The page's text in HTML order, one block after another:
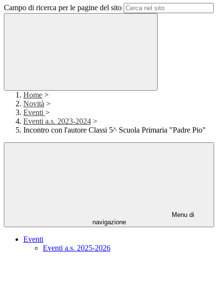
Campo di ricerca per le pagine del sito
Home >
Novità >
Eventi >
Eventi a.s. 2023-2024 >
Incontro con l'autore Classi 5^ Scuola Primaria "Padre Pio"
Menu di
navigazione
Eventi
Eventi a.s. 2025-2026